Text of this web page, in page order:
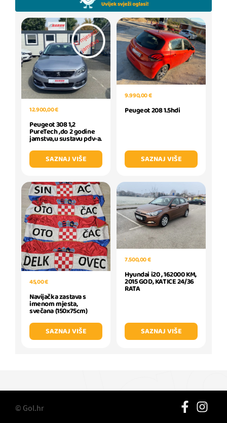
12.900,00 €
Peugeot 308 1,2
PureTech ,do 2 godine
jamstva,u sustavu pdv-a.
SAZNAJ VIŠE
9.990,00 €
Peugeot 208 1.5hdi
SAZNAJ VIŠE
45,00 €
Navijačka zastava s
imenom mjesta,
svečana (150x75cm)
SAZNAJ VIŠE
7.500,00 €
Hyundai i20 , 162000 KM,
2015 GOD, KATICE 24/36
RATA
SAZNAJ VIŠE
© Gol.hr